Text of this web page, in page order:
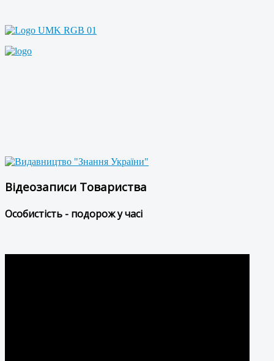
Відеозаписи Товариства
Особистість - подорож у часі